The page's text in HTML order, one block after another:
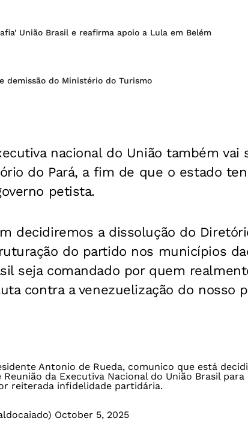
União Brasil e reafirma apoio a Lula em Belém
demissão do Ministério do Turismo
nacional do União também vai
do Pará, a fim de que o estado
petista.
decidiremos a dissolução do
do partido nos municípios
seja comandado por quem
contra a venezuelização do nosso
Antonio de Rueda, comunico que está
da Executiva Nacional do União Brasil
reiterada infidelidade partidária.
October 5, 2025